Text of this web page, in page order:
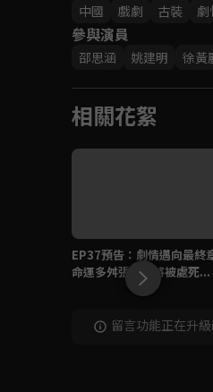
中國
戲劇 古裝 劇
參與演員
邵思涵 姚建明 徐黃
相關花絮
EP37預告：劇情邁向最終
命運多舛張仲景將被處死...
留言功能正在升